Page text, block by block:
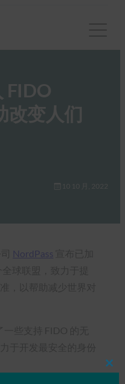
FIDO
改变人们
10 10 月, 2022
NordPass